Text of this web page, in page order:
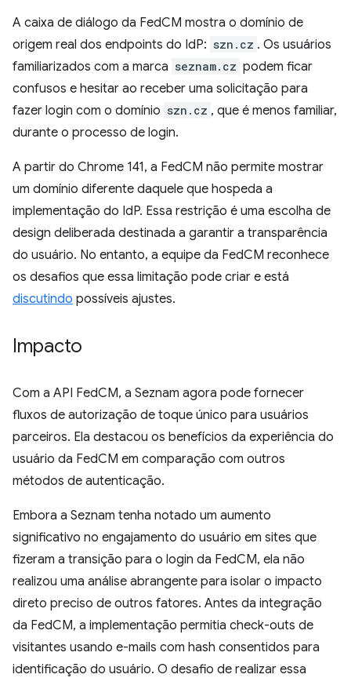
A caixa de diálogo da FedCM mostra o domínio de
origem real dos endpoints do IdP: szn.cz . Os usuários
familiarizados com a marca seznam.cz podem ficar
confusos e hesitar ao receber uma solicitação para
fazer login com o domínio szn.cz , que é menos familiar,
durante o processo de login.
A partir do Chrome 141, a FedCM não permite mostrar
um domínio diferente daquele que hospeda a
implementação do IdP. Essa restrição é uma escolha de
design deliberada destinada a garantir a transparência
do usuário. No entanto, a equipe da FedCM reconhece
os desafios que essa limitação pode criar e está
discutindo possíveis ajustes.
Impacto
Com a API FedCM, a Seznam agora pode fornecer
fluxos de autorização de toque único para usuários
parceiros. Ela destacou os benefícios da experiência do
usuário da FedCM em comparação com outros
métodos de autenticação.
Embora a Seznam tenha notado um aumento
significativo no engajamento do usuário em sites que
fizeram a transição para o login da FedCM, ela não
realizou uma análise abrangente para isolar o impacto
direto preciso de outros fatores. Antes da integração
da FedCM, a implementação permitia check-outs de
visitantes usando e-mails com hash consentidos para
identificação do usuário. O desafio de realizar essa